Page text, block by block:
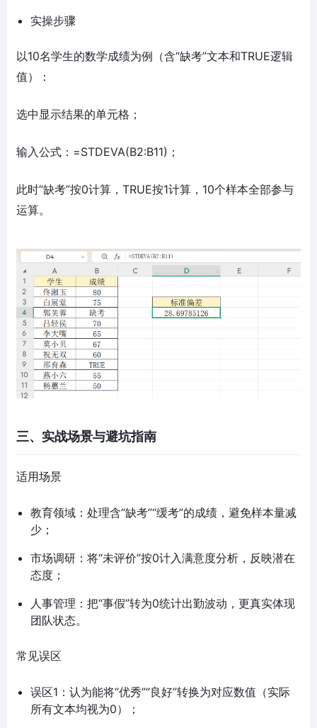
实操步骤
以10名学生的数学成绩为例（含“缺考”文本和TRUE逻辑
值）：
选中显示结果的单元格；
输入公式：=STDEVA(B2:B11)；
此时“缺考”按0计算，TRUE按1计算，10个样本全部参与
运算。
三、实战场景与避坑指南
适用场景
教育领域：处理含“缺考”“缓考”的成绩，避免样本量减
少；
市场调研：将“未评价”按0计入满意度分析，反映潜在
态度；
人事管理：把“事假”转为0统计出勤波动，更真实体现
团队状态。
常见误区
误区1：认为能将“优秀”“良好”转换为对应数值（实际
所有文本均视为0）；